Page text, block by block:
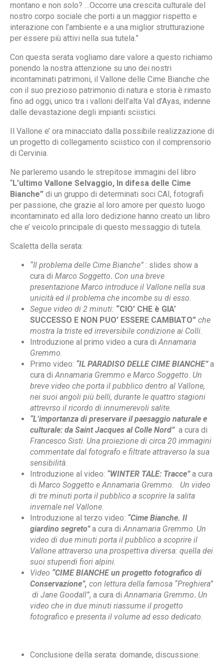
montano e non solo? …Occorre una crescita culturale del
nostro corpo sociale che porti a un maggior rispetto e
interazione con l’ambiente e a una miglior strutturazione
per essere più attivi nella sua tutela.”
Con questa serata vogliamo dare valore a questo richiamo
ponendo la nostra attenzione su uno dei nostri
incontaminati patrimoni, il Vallone delle Cime Bianche che
con il suo prezioso patrimonio di natura e storia è rimasto
fino ad oggi, unico tra i valloni dell’alta Val d’Ayas, indenne
dalle devastazione degli impianti sciistici.
Il Vallone e’ ora minacciato dalla possibile realizzazione di
un progetto di collegamento sciistico con il comprensorio
di Cervinia.
Ne parleremo usando le strepitose immagini del libro
“L’ultimo Vallone Selvaggio, In difesa delle Cime
Bianche” di un gruppo di determinati soci CAI, fotografi
per passione, che grazie al loro amore per questo luogo
incontaminato ed alla loro dedizione hanno creato un libro
che e’ veicolo principale di questo messaggio di tutela.
Scaletta della serata:
“Il problema delle Cime Bianche” : slides show a
cura di Marco Soggetto. Con una breve
presentazione Marco introduce il Vallone nella sua
unicità ed il problema che incombe su di esso.
Segue video di 2 minuti: “CIO’ CHE è GIA’
SUCCESSO E NON PUO’ ESSERE CAMBIATO” che
mostra la triste ed irreversibile condizione ai Colli.
Introduzione al primo video a cura diAnnamaria
Gremmo.
Primo video: “IL PARADISO DELLE CIME BIANCHE” a
cura diAnnamaria Gremmo e Marco Soggetto. Un
breve video che porta il pubblico dentro al Vallone,
nei suoi angoli più belli, durante le quattro stagioni
attrevrso il ricordo di innumerevoli salite.
“L’importanza di preservare il paesaggio naturale e
culturale: da Saint Jacques al Colle Nord” a cura di
Francesco Sisti. Una proiezione di circa 20 immagini
commentate dal fotografo e filtrate attraverso la sua
sensibilità.
Introduzione al video: “WINTER TALE: Tracce”a cura
di Marco Soggetto e Annamaria Gremmo.
Un video
di tre minuti porta il pubblico a scoprire la salita
invernale nel Vallone.
Introduzione al terzo video: “Cime Bianche. Il
giardino segreto”a cura diAnnamaria Gremmo. Un
video di due minuti porta il pubblico a scoprire il
Vallone attraverso una prospettiva diversa: quella dei
suoi stupendi fiori alpini.
Video “CIME BIANCHE un progetto fotografico di
Conservazione”, con lettura della famosa “Preghiera”
di Jane Goodall”, a cura diAnnamaria Gremmo. Un
video che in due minuti riassume il progetto
fotografico e presenta il volume ad esso dedicato.
Conclusione della serata: domande, discussione.